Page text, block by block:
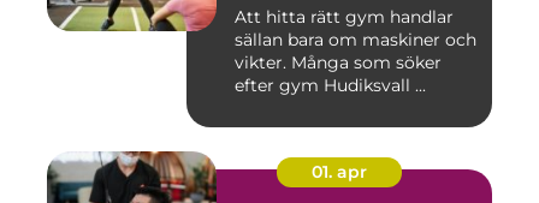
Att hitta rätt gym handlar
sällan bara om maskiner och
vikter. Många som söker
efter gym Hudiksvall ...
01. apr